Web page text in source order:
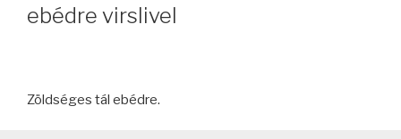
ebédre virslivel
Zöldséges tál ebédre.